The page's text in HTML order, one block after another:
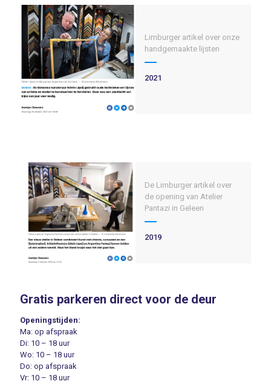
Limburger artikel over onze
handgemaakte lijsten
2021
De Limburger artikel over
de opening van Atelier
Pantazi in Geleen
2019
Gratis parkeren direct voor de deur
Openingstijden:
Ma: op afspraak
Di: 10 – 18 uur
Wo: 10 – 18 uur
Do: op afspraak
Vr: 10 – 18 uur